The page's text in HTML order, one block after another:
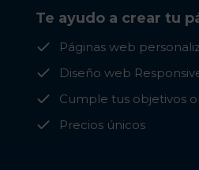
Te ayudo a crear tu
Páginas web
Diseño web
Cumple tus objetivos
Precios únicos